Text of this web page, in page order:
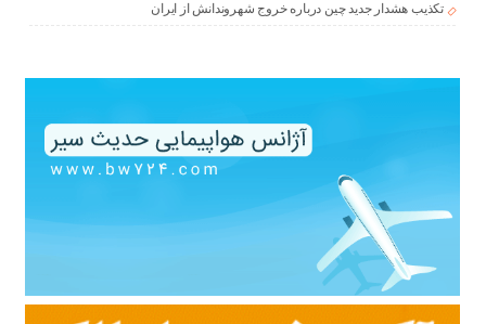
تکذیب هشدار جدید چین درباره خروج شهروندانش از ایران